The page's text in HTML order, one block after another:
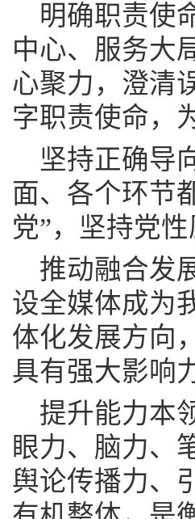
明确职责使
中心、服务大
心聚力，澄清
字职责使命，
坚持正确导
面、各个环节
党”，坚持党
推动融合发
设全媒体成为
体化发展方向
具有强大影响
提升能力本
眼力、脑力、
舆论传播力、